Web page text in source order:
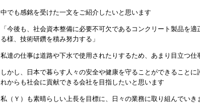
中でも感銘を受けた一文をご紹介したいと思います
「今後も、社会資本整備に必要不可欠であるコンクリート製品を
る様、技術研鑽を積み努力する」
私達の仕事は道路や下水で使用されたりするため、あまり目立つ仕
しかし、日本で暮らす人々の安全や健康を守ることができること
れからも社会に貢献できる会社を目指したいと思います
私（Ｙ）も素晴らしい上長を目標に、日々の業務に取り組んでいき